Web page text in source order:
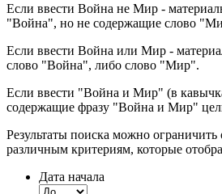
Если ввести Война не Мир -
"Война", но не содержащие слово
Если ввести Война или Мир -
слово "Война", либо слово "Мир".
Если ввести "Война и Мир" (в
содержащие фразу "Война и Мир"
Результаты поиска можно
различным критериям, которые
Дата начала